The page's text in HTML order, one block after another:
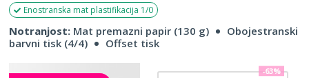
Enostranska mat plastifikacija 1/0
Notranjost: Mat premazni papir (130 g)
Obojestranski
barvni tisk (4/4)
Offset tisk
-63%